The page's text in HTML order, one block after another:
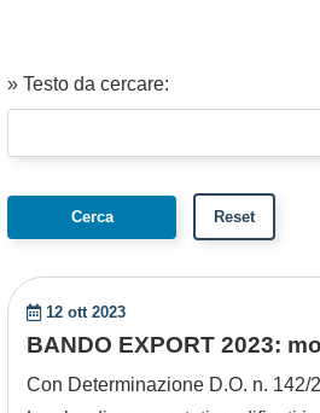
» Testo da cercare:
12 ott 2023
BANDO EXPORT 2023:
Con Determinazione D.O. n. 142/